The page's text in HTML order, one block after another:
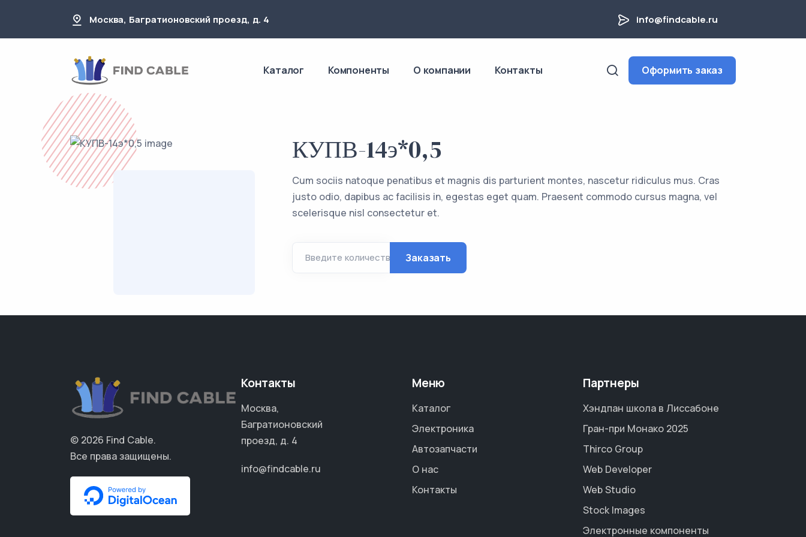
Москва, Багратионовский проезд, д. 4 info@findcable.ru
Каталог Компоненты О компании Контакты Оформить заказ
КУПВ-14э*0,5
Cum sociis natoque penatibus et magnis dis parturient montes, nascetur ridiculus mus. Cras
justo odio, dapibus ac facilisis in, egestas eget quam. Praesent commodo cursus magna, vel
scelerisque nisl consectetur et.
Введите количество Заказать
© 2026 Find Cable.
Все права защищены.
Контакты
Москва,
Багратионовский
проезд, д. 4
info@findcable.ru
Меню
Каталог
Электроника
Автозапчасти
О нас
Контакты
Партнеры
Хэндпан школа в Лиссабоне
Гран-при Монако 2025
Thirco Group
Web Developer
Web Studio
Stock Images
Электронные компоненты